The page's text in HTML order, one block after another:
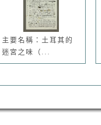
主要名稱：土耳其的
迷宮之味（...